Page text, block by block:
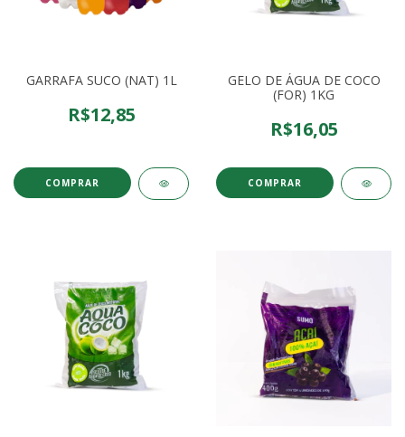
GARRAFA SUCO (NAT) 1L
R$12,85
COMPRAR
GELO DE ÁGUA DE COCO
(FOR) 1KG
R$16,05